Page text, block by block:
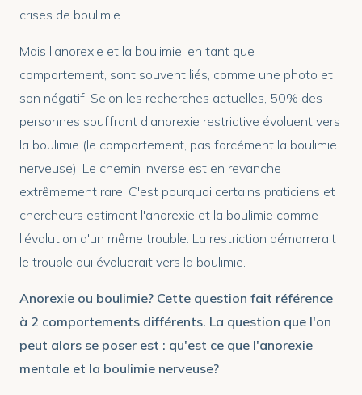
crises de boulimie.
Mais l'anorexie et la boulimie, en tant que
comportement, sont souvent liés, comme une photo et
son négatif. Selon les recherches actuelles, 50% des
personnes souffrant d'anorexie restrictive évoluent vers
la boulimie (le comportement, pas forcément la boulimie
nerveuse). Le chemin inverse est en revanche
extrêmement rare. C'est pourquoi certains praticiens et
chercheurs estiment l'anorexie et la boulimie comme
l'évolution d'un même trouble. La restriction démarrerait
le trouble qui évoluerait vers la boulimie.
Anorexie ou boulimie? Cette question fait référence
à 2 comportements différents. La question que l'on
peut alors se poser est : qu'est ce que l'anorexie
mentale et la boulimie nerveuse?